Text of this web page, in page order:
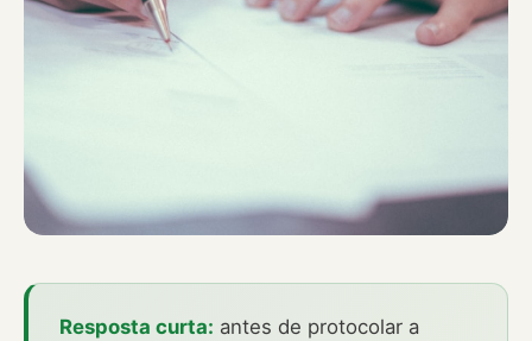
Resposta curta: antes de protocolar a